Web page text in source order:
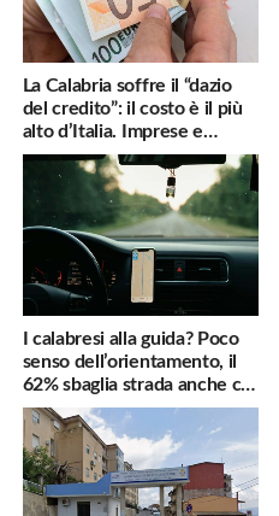
La Calabria soffre il “dazio
del credito”: il costo è il più
alto d’Italia. Imprese e
famiglie penalizzate
I calabresi alla guida? Poco
senso dell’orientamento, il
62% sbaglia strada anche col
navigatore